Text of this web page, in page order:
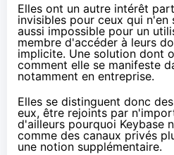
Elles ont un autre intérêt
invisibles pour ceux qui n'en
aussi impossible pour un
membre d'accéder à leurs
implicite. Une solution dont
comment elle se manifeste
notamment en entreprise.
Elles se distinguent donc
eux, être rejoints par
d'ailleurs pourquoi Keybase
comme des canaux privés
une notion supplémentaire.